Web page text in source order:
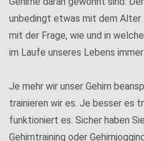
unbedingt etwas mit dem Alter
mit der Frage, wie und in
im Laufe unseres Lebens
Je mehr wir unser Gehirn
trainieren wir es. Je besser es
funktioniert es. Sicher haben
Gehirntraining oder